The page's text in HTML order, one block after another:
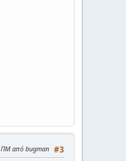
#3
ΠΜ από bugman